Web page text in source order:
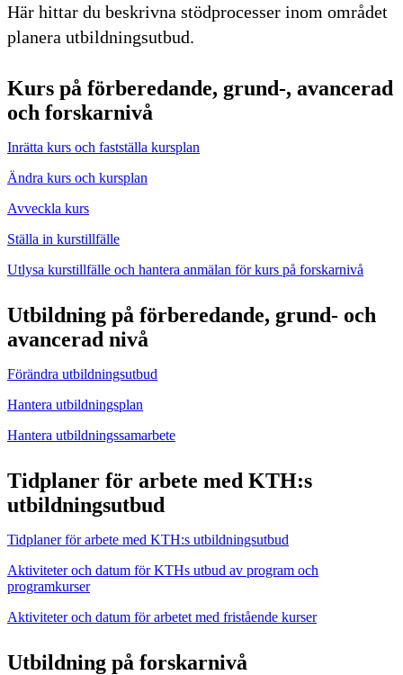
Här hittar du beskrivna stödprocesser inom området
planera utbildningsutbud.
Kurs på förberedande, grund-, avancerad
och forskarnivå
Inrätta kurs och fastställa kursplan
Ändra kurs och kursplan
Avveckla kurs
Ställa in kurstillfälle
Utlysa kurstillfälle och hantera anmälan för kurs på forskarnivå
Utbildning på förberedande, grund- och
avancerad nivå
Förändra utbildningsutbud
Hantera utbildningsplan
Hantera utbildningssamarbete
Tidplaner för arbete med KTH:s
utbildningsutbud
Tidplaner för arbete med KTH:s utbildningsutbud
Aktiviteter och datum för KTHs utbud av program och
programkurser
Aktiviteter och datum för arbetet med fristående kurser
Utbildning på forskarnivå